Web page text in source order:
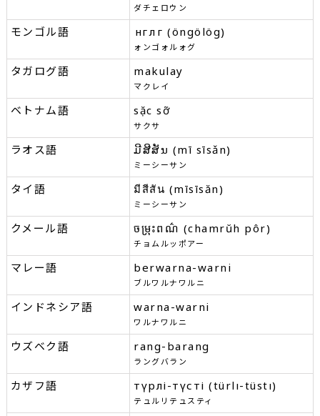
ダチェロウン
モンゴル語 өнгөлөг (öngölög)
ォンゴォルォグ
タガログ語 makulay
マクレイ
ベトナム語 sặc sỡ
サクサ
ラオス語 ມີສີສັນ (mī sīsǎn)
ミーシーサン
タイ語 มีสีสัน (mīsīsăn)
ミーシーサン
クメール語 ចម្រុះពណ៌ (chamrŭh pôr)
チョムルッポアー
マレー語 berwarna-warni
ブルワルナワルニ
インドネシア語 warna-warni
ワルナワルニ
ウズベク語 rang-barang
ラングバラン
カザフ語 түрлі-түсті (türlı-tüstı)
テュルリテュスティ